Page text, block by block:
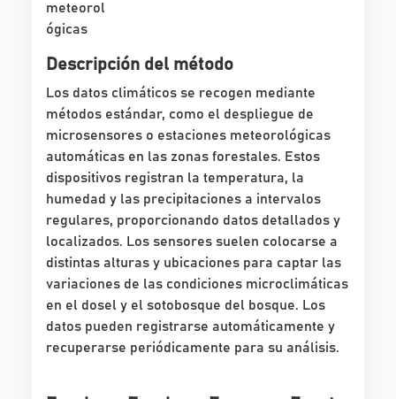
meteorol
ógicas
Descripción del método
Los datos climáticos se recogen mediante
métodos estándar, como el despliegue de
microsensores o estaciones meteorológicas
automáticas en las zonas forestales. Estos
dispositivos registran la temperatura, la
humedad y las precipitaciones a intervalos
regulares, proporcionando datos detallados y
localizados. Los sensores suelen colocarse a
distintas alturas y ubicaciones para captar las
variaciones de las condiciones microclimáticas
en el dosel y el sotobosque del bosque. Los
datos pueden registrarse automáticamente y
recuperarse periódicamente para su análisis.